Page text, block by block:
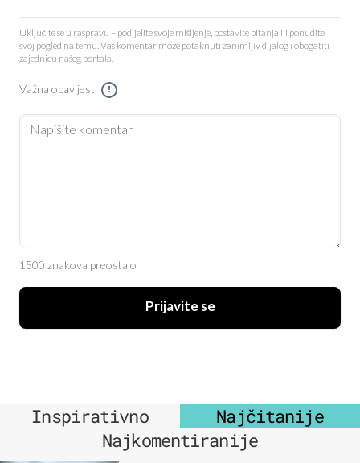
Uključite se u raspravu – podijelite svoje mišljenje, postavite pitanja ili ponudite
svoj pogled na temu. Vaš komentar može potaknuti zanimljiv dijalog i obogatiti
zajednicu našeg portala.
Važna obavijest !
1500 znakova preostalo
Prijavite se
Inspirativno
Najčitanije
Najkomentiranije